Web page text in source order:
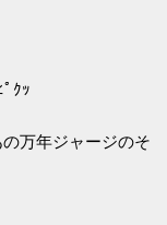
ｸｯ
万年ジャージのそ